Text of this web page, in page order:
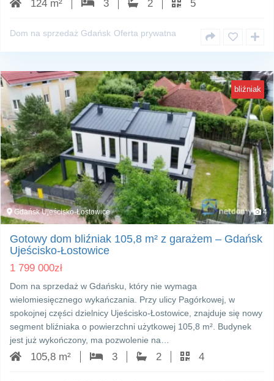
124 m² 3 2 5
Dom na sprzedaż Gdańsk Oferta prywatna
bliźniak
Gdańsk Ujeścisko-Łostowice 4
Gotowy dom bliźniak 105,8 m² z garażem – Gdańsk
Ujeścisko-Łostowice
1 799 000zł
Dom na sprzedaż w Gdańsku, który nie wymaga
wielomiesięcznego wykańczania. Przy ulicy Pagórkowej, w
spokojnej części dzielnicy Ujeścisko-Łostowice, znajduje się nowy
segment bliźniaka o powierzchni użytkowej 105,8 m². Budynek
jest już wykończony, ma pozwolenie na…
105,8 m² 3 2 4